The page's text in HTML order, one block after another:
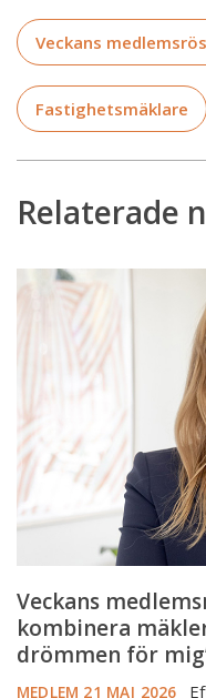
Veckans
Fastighetsmäklare
Relaterade
Veckans
medlemsröst
kombinera
mäkleri
med
entreprenörskap
för
mig”
Veckans
kombinera
drömmen för
MEDLEM 21 MAJ 2026